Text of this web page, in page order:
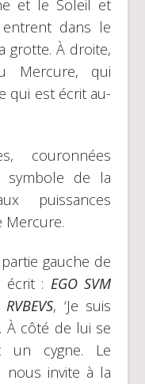
et le Soleil et
dans le
grotte. À droite,
Mercure, qui
qui est écrit au-
couronnées
symbole de la
puissances
Mercure.
gauche de
écrit : EGO SVM
, ‘Je suis
À côté de lui se
un cygne. Le
nous invite à la